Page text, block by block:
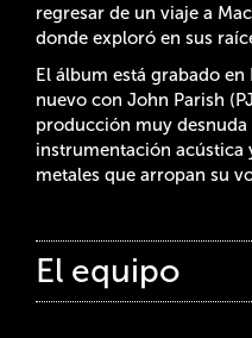
regresar de un viaje a
donde exploró en sus
El álbum está grabado
nuevo con John Parish
producción muy
instrumentación acústica
metales que arropan su
El equipo